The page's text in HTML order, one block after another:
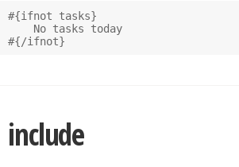
#{ifnot tasks}
    No tasks today
include